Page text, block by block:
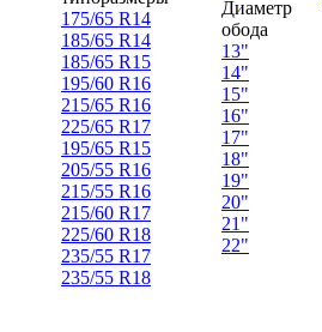
175/65 R14
185/65 R14
185/65 R15
195/60 R16
215/65 R16
225/65 R17
195/65 R15
205/55 R16
215/55 R16
215/60 R17
225/60 R18
235/55 R17
235/55 R18
Диаметр
обода
13"
14"
15"
16"
17"
18"
19"
20"
21"
22"